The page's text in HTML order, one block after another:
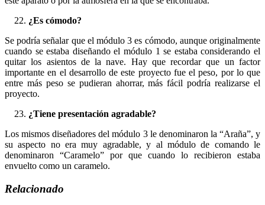
¿Es cómodo?
Se podría señalar que el módulo 3 es cómodo, aunque originalmente
cuando se estaba diseñando el módulo 1 se estaba considerando el
quitar los asientos de la nave. Hay que recordar que un factor
importante en el desarrollo de este proyecto fue el peso, por lo que
entre más peso se pudieran ahorrar, más fácil podría realizarse el
proyecto.
¿Tiene presentación agradable?
Los mismos diseñadores del módulo 3 le denominaron la “Araña”, y
su aspecto no era muy agradable, y al módulo de comando le
denominaron “Caramelo” por que cuando lo recibieron estaba
envuelto como un caramelo.
Relacionado